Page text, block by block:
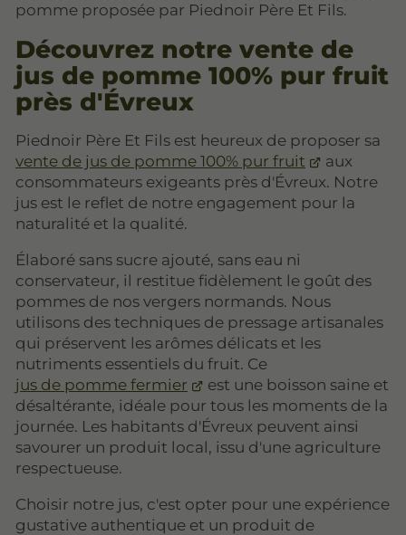
pomme proposée par Piednoir Père Et Fils.
Découvrez notre vente de
jus de pomme 100% pur fruit
près d'Évreux
Piednoir Père Et Fils est heureux de proposer sa
vente de jus de pomme 100% pur fruit
aux
consommateurs exigeants près d'Évreux. Notre
jus est le reflet de notre engagement pour la
naturalité et la qualité.
Élaboré sans sucre ajouté, sans eau ni
conservateur, il restitue fidèlement le goût des
pommes de nos vergers normands. Nous
utilisons des techniques de pressage artisanales
qui préservent les arômes délicats et les
nutriments essentiels du fruit. Ce
jus de pomme fermier
est une boisson saine et
désaltérante, idéale pour tous les moments de la
journée. Les habitants d'Évreux peuvent ainsi
savourer un produit local, issu d'une agriculture
respectueuse.
Choisir notre jus, c'est opter pour une expérience
gustative authentique et un produit de